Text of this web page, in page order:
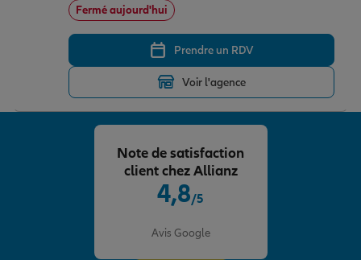
Fermé aujourd'hui
Prendre un RDV
Voir l'agence
4,8/5
Avis Google
Note de satisfaction
client chez Allianz